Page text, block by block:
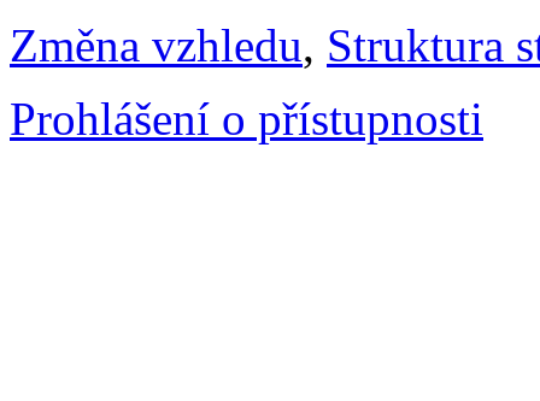
Změna vzhledu, Struktura
Prohlášení o přístupnosti